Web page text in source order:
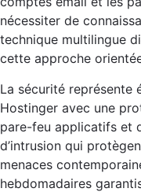
nécessiter de
technique multilingue
cette approche
La sécurité représente
Hostinger avec une
pare-feu applicatifs et
d’intrusion qui
menaces
hebdomadaires